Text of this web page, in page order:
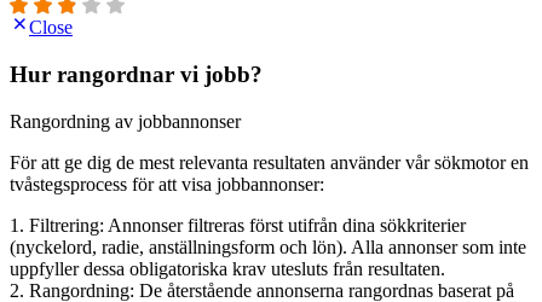
Close
Hur rangordnar vi jobb?
Rangordning av jobbannonser
För att ge dig de mest relevanta resultaten använder vår sökmotor en
tvåstegsprocess för att visa jobbannonser:
1. Filtrering: Annonser filtreras först utifrån dina sökkriterier
(nyckelord, radie, anställningsform och lön). Alla annonser som inte
uppfyller dessa obligatoriska krav utesluts från resultaten.
2. Rangordning: De återstående annonserna rangordnas baserat på